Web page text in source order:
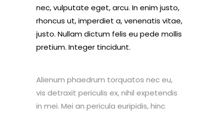
nec, vulputate eget, arcu. In enim justo,
rhoncus ut, imperdiet a, venenatis vitae,
justo. Nullam dictum felis eu pede mollis
pretium. Integer tincidunt.
Alienum phaedrum torquatos nec eu,
vis detraxit periculis ex, nihil expetendis
in mei. Mei an pericula euripidis, hinc